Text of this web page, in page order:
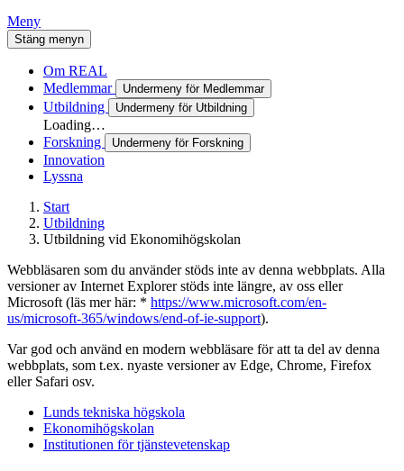
Meny
Stäng menyn
Om REAL
Medlemmar
Undermeny för Medlemmar
Utbildning Undermeny för Utbildning
Loading…
Forskning
Undermeny för Forskning
Innovation
Lyssna
Start
Utbildning
Utbildning vid Ekonomihögskolan
Webbläsaren som du använder stöds inte av denna webbplats. Alla
versioner av Internet Explorer stöds inte längre, av oss eller
Microsoft (läs mer här: * https://www.microsoft.com/en-
us/microsoft-365/windows/end-of-ie-support).
Var god och använd en modern webbläsare för att ta del av denna
webbplats, som t.ex. nyaste versioner av Edge, Chrome, Firefox
eller Safari osv.
Lunds tekniska högskola
Ekonomihögskolan
Institutionen för tjänstevetenskap